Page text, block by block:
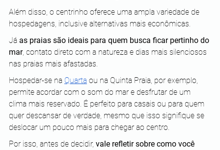
Além disso, o centrinho oferece uma ampla variedade de
hospedagens, inclusive alternativas mais econômicas.
Já as praias são ideais para quem busca ficar pertinho do
mar, contato direto com a natureza e dias mais silenciosos
nas praias mais afastadas.
Hospedar-se na Quarta ou na Quinta Praia, por exemplo,
permite acordar com o som do mar e desfrutar de um
clima mais reservado. É perfeito para casais ou para quem
quer descansar de verdade, mesmo que isso signifique se
deslocar um pouco mais para chegar ao centro.
Por isso, antes de decidir, vale refletir sobre como você